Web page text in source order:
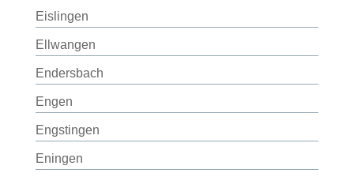
Eislingen
Ellwangen
Endersbach
Engen
Engstingen
Eningen